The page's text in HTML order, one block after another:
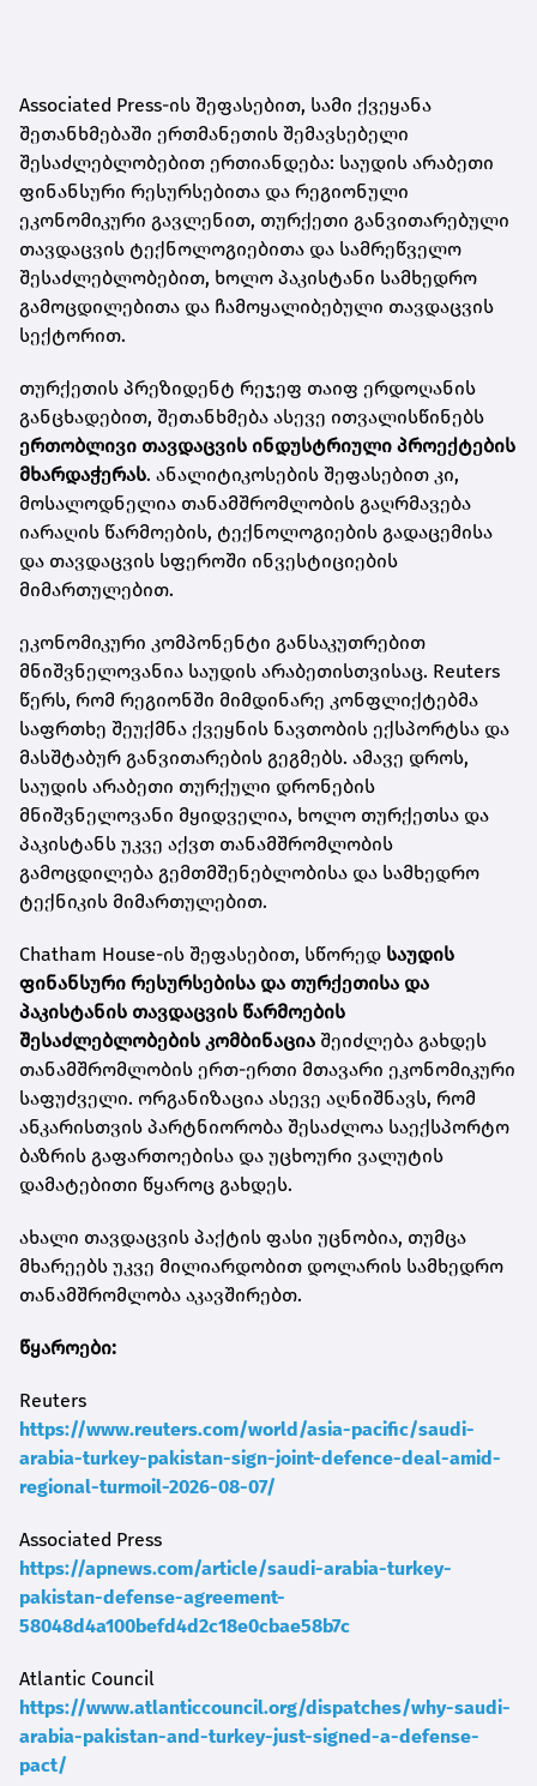
Associated Press-ის შეფასებით, სამი ქვეყანა
შეთანხმებაში ერთმანეთის შემავსებელი
შესაძლებლობებით ერთიანდება: საუდის არაბეთი
ფინანსური რესურსებითა და რეგიონული
ეკონომიკური გავლენით, თურქეთი განვითარებული
თავდაცვის ტექნოლოგიებითა და სამრეწველო
შესაძლებლობებით, ხოლო პაკისტანი სამხედრო
გამოცდილებითა და ჩამოყალიბებული თავდაცვის
სექტორით.
თურქეთის პრეზიდენტ რეჯეფ თაიფ ერდოღანის
განცხადებით, შეთანხმება ასევე ითვალისწინებს
ერთობლივი თავდაცვის ინდუსტრიული პროექტების
მხარდაჭერას. ანალიტიკოსების შეფასებით კი,
მოსალოდნელია თანამშრომლობის გაღრმავება
იარაღის წარმოების, ტექნოლოგიების გადაცემისა
და თავდაცვის სფეროში ინვესტიციების
მიმართულებით.
ეკონომიკური კომპონენტი განსაკუთრებით
მნიშვნელოვანია საუდის არაბეთისთვისაც. Reuters
წერს, რომ რეგიონში მიმდინარე კონფლიქტებმა
საფრთხე შეუქმნა ქვეყნის ნავთობის ექსპორტსა და
მასშტაბურ განვითარების გეგმებს. ამავე დროს,
საუდის არაბეთი თურქული დრონების
მნიშვნელოვანი მყიდველია, ხოლო თურქეთსა და
პაკისტანს უკვე აქვთ თანამშრომლობის
გამოცდილება გემთმშენებლობისა და სამხედრო
ტექნიკის მიმართულებით.
Chatham House-ის შეფასებით, სწორედ საუდის
ფინანსური რესურსებისა და თურქეთისა და
პაკისტანის თავდაცვის წარმოების
შესაძლებლობების კომბინაცია შეიძლება გახდეს
თანამშრომლობის ერთ-ერთი მთავარი ეკონომიკური
საფუძველი. ორგანიზაცია ასევე აღნიშნავს, რომ
ანკარისთვის პარტნიორობა შესაძლოა საექსპორტო
ბაზრის გაფართოებისა და უცხოური ვალუტის
დამატებითი წყაროც გახდეს.
ახალი თავდაცვის პაქტის ფასი უცნობია, თუმცა
მხარეებს უკვე მილიარდობით დოლარის სამხედრო
თანამშრომლობა აკავშირებთ.
წყაროები:
Reuters
https://www.reuters.com/world/asia-pacific/saudi-
arabia-turkey-pakistan-sign-joint-defence-deal-amid-
regional-turmoil-2026-08-07/
Associated Press
https://apnews.com/article/saudi-arabia-turkey-
pakistan-defense-agreement-
58048d4a100befd4d2c18e0cbae58b7c
Atlantic Council
https://www.atlanticcouncil.org/dispatches/why-saudi-
arabia-pakistan-and-turkey-just-signed-a-defense-
pact/